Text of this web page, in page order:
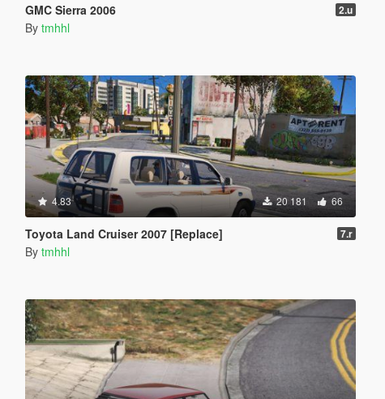
GMC Sierra 2006 2.u
By tmhhl
4.83 20 181 66
Toyota Land Cruiser 2007 [Replace] 7.r
By tmhhl